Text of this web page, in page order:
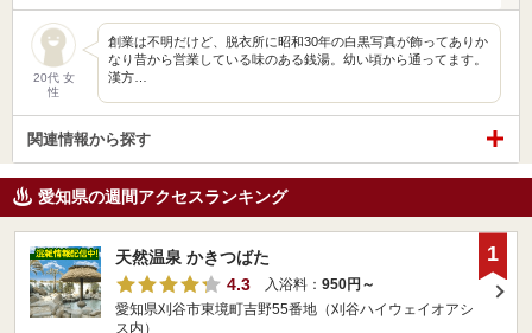
20代 女
性
創業は不明だけど、脱衣所に昭和30年の白黒写真が飾ってありか
なり昔から営業している味のある銭湯。幼い頃から通ってます。
漢方…
関連情報から探す
愛知県の週間アクセスランキング
天然温泉 かきつばた
4.3
入浴料： 950円～
愛知県刈谷市東境町吉野55番地（刈谷ハイウェイオアシ
ス内）
1